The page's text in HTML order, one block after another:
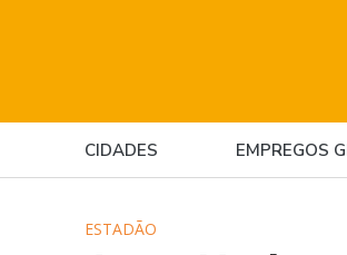
CIDADES EMPREGOS
ESTADÃO